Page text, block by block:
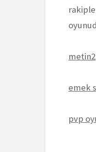
metin2
emek
pvp